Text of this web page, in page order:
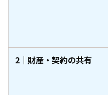
2｜財産・契約の共有